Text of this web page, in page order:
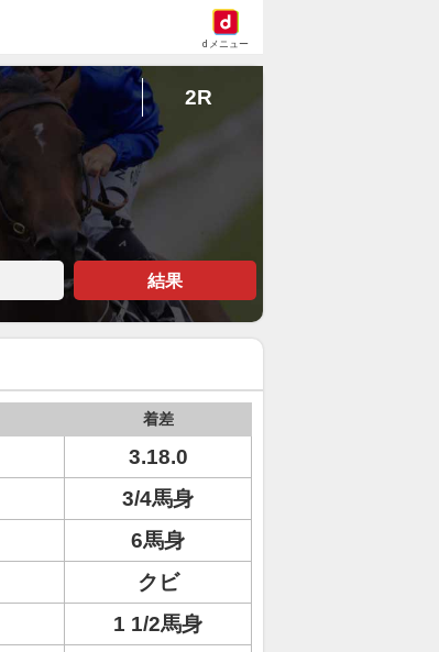
dメニュー
2R
結果
着差
3.18.0
3/4馬身
6馬身
クビ
1 1/2馬身